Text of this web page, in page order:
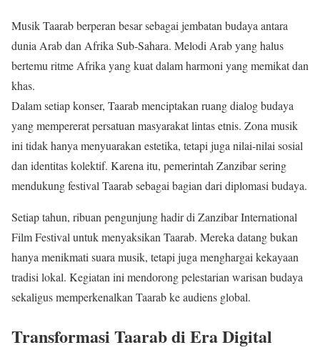
Musik Taarab berperan besar sebagai jembatan budaya antara
dunia Arab dan Afrika Sub-Sahara. Melodi Arab yang halus
bertemu ritme Afrika yang kuat dalam harmoni yang memikat dan
khas.
Dalam setiap konser, Taarab menciptakan ruang dialog budaya
yang mempererat persatuan masyarakat lintas etnis. Zona musik
ini tidak hanya menyuarakan estetika, tetapi juga nilai-nilai sosial
dan identitas kolektif. Karena itu, pemerintah Zanzibar sering
mendukung festival Taarab sebagai bagian dari diplomasi budaya.
Setiap tahun, ribuan pengunjung hadir di Zanzibar International
Film Festival untuk menyaksikan Taarab. Mereka datang bukan
hanya menikmati suara musik, tetapi juga menghargai kekayaan
tradisi lokal. Kegiatan ini mendorong pelestarian warisan budaya
sekaligus memperkenalkan Taarab ke audiens global.
Transformasi Taarab di Era Digital